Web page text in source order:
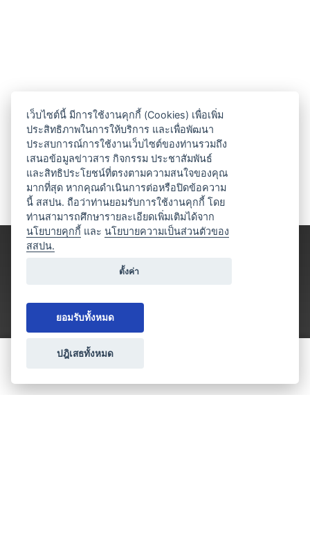
ประเภทธุรกิจไมซ์
เว็บไซต์นี้ มีการใช้งานคุกกี้ (Cookies) เพื่อเพิ่ม
ประสิทธิภาพในการให้บริการ และเพื่อพัฒนา
ประสบการณ์การใช้งานเว็บไซต์ของท่านรวมถึง
เสนอข้อมูลข่าวสาร กิจกรรม ประชาสัมพันธ์
และสิทธิประโยชน์ที่ตรงตามความสนใจของคุณ
มากที่สุด หากคุณดำเนินการต่อหรือปิดข้อความ
นี้ สสปน. ถือว่าท่านยอมรับการใช้งานคุกกี้ โดย
ท่านสามารถศึกษารายละเอียดเพิ่มเติมได้จาก
นโยบายคุกกี้ และนโยบายความเป็นส่วนตัวของ
สสปน.
ตั้งค่า
ยอมรับทั้งหมด
ปฎิเสธทั้งหมด